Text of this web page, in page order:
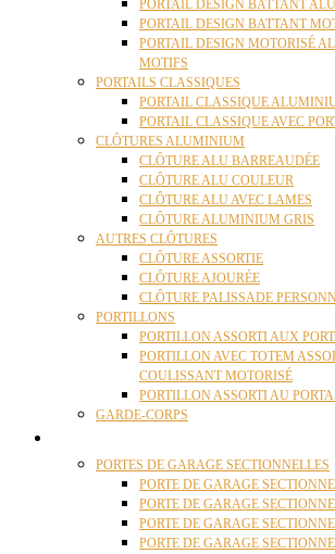
PORTAIL DESIGN BATTANT
PORTAIL DESIGN BATTANT
PORTAIL DESIGN MOTORISÉ
MOTIFS
PORTAILS CLASSIQUES
PORTAIL CLASSIQUE
PORTAIL CLASSIQUE AVEC
CLÔTURES ALUMINIUM
CLÔTURE ALU BARREAUDÉE
CLÔTURE ALU COULEUR
CLÔTURE ALU AVEC LAMES
CLÔTURE ALUMINIUM GRIS
AUTRES CLÔTURES
CLÔTURE ASSORTIE
CLÔTURE AJOURÉE
CLÔTURE PALISSADE
PORTILLONS
PORTILLON ASSORTI AUX
PORTILLON AVEC TOTEM
COULISSANT MOTORISÉ
PORTILLON ASSORTI AU
GARDE-CORPS
PORTES DE GARAGE SECTIONNELLES
PORTE DE GARAGE
PORTE DE GARAGE
PORTE DE GARAGE
PORTE DE GARAGE